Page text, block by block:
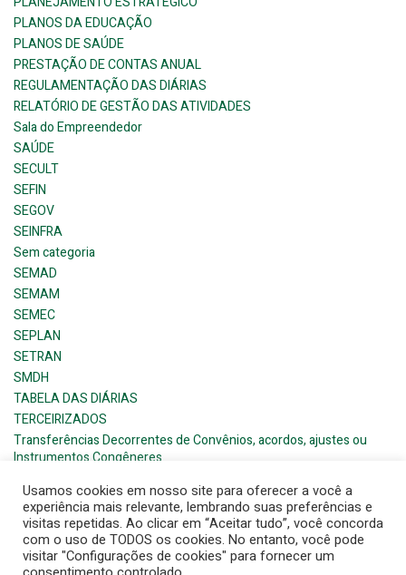
PLANOS DA EDUCAÇÃO
PLANOS DE SAÚDE
PRESTAÇÃO DE CONTAS ANUAL
REGULAMENTAÇÃO DAS DIÁRIAS
RELATÓRIO DE GESTÃO DAS ATIVIDADES
Sala do Empreendedor
SAÚDE
SECULT
SEFIN
SEGOV
SEINFRA
Sem categoria
SEMAD
SEMAM
SEMEC
SEPLAN
SETRAN
SMDH
TABELA DAS DIÁRIAS
TERCEIRIZADOS
Transferências Decorrentes de Convênios, acordos, ajustes ou
Instrumentos Congêneres
Usamos cookies em nosso site para oferecer a você a
experiência mais relevante, lembrando suas preferências e
visitas repetidas. Ao clicar em “Aceitar tudo”, você concorda
com o uso de TODOS os cookies. No entanto, você pode
visitar "Configurações de cookies" para fornecer um